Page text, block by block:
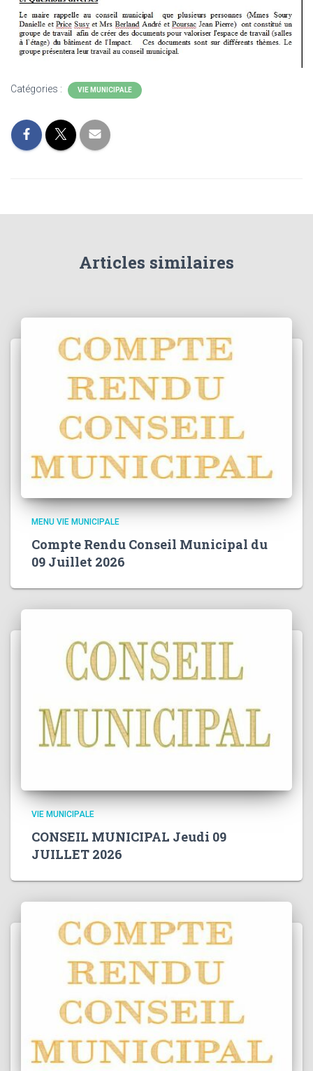
Catégories : VIE MUNICIPALE
Articles similaires
MENU VIE MUNICIPALE
Compte Rendu Conseil Municipal du
09 Juillet 2026
VIE MUNICIPALE
CONSEIL MUNICIPAL Jeudi 09
JUILLET 2026